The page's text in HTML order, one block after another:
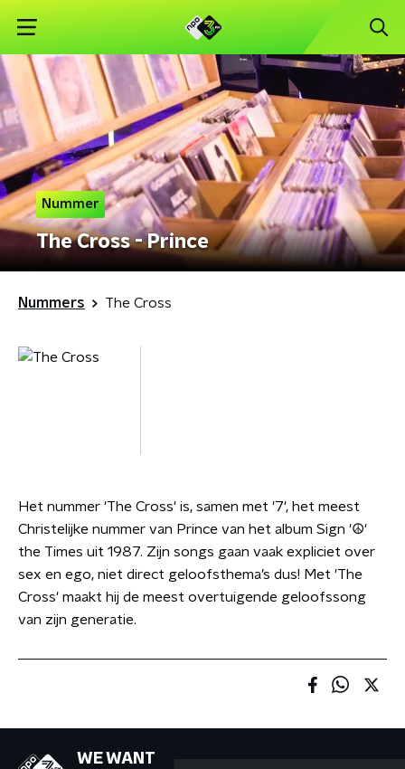
Nummer
The Cross - Prince
Nummers The Cross
Het nummer 'The Cross' is, samen met '7', het meest
Christelijke nummer van Prince van het album Sign '☮'
the Times uit 1987. Zijn songs gaan vaak expliciet over
sex en ego, niet direct geloofsthema’s dus! Met 'The
Cross' maakt hij de meest overtuigende geloofssong
van zijn generatie.
WE WANT